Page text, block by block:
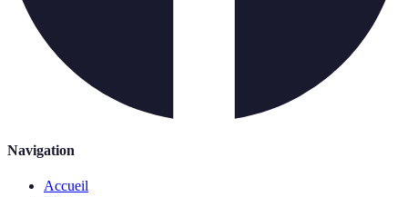
Navigation
Accueil